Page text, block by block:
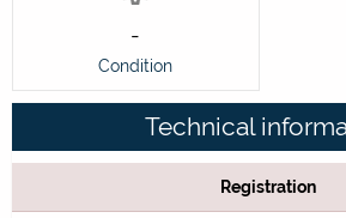
-
Condition
Technical
Registration